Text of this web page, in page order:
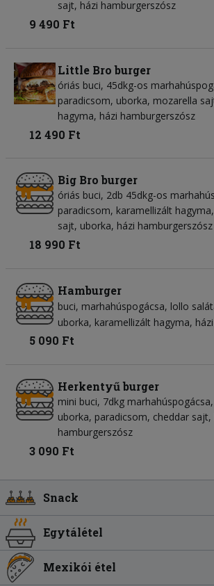
sajt, házi hamburgerszósz
9 490 Ft
Little Bro burger
óriás buci, 45dkg-os
paradicsom, uborka, mozarella
hagyma, házi hamburgerszósz
12 490 Ft
Big Bro burger
óriás buci, 2db 45dkg-os
paradicsom, karamellizált
sajt, uborka, házi hamburgerszósz
18 990 Ft
Hamburger
buci marhahúspogácsa lollo
uborka karamellizált hagyma
5 090 Ft
Herkentyű burger
mini buci, 7dkg
uborka, paradicsom, cheddar sajt,
hamburgerszósz
3 090 Ft
Snack
Egytálétel
Mexikói étel